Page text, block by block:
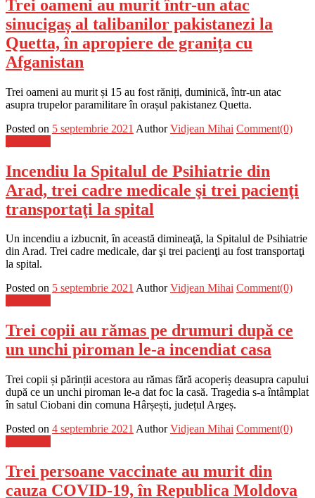
Trei oameni au murit într-un atac
sinucigaș al talibanilor pakistanezi la
Quetta, în apropiere de granița cu
Afganistan
Trei oameni au murit și 15 au fost răniți, duminică, într-un atac
asupra trupelor paramilitare în orașul pakistanez Quetta.
Posted on 5 septembrie 2021 Author Vidjean Mihai Comment(0)
Incendiu la Spitalul de Psihiatrie din
Arad, trei cadre medicale şi trei pacienţi
transportaţi la spital
Un incendiu a izbucnit, în această dimineaţă, la Spitalul de Psihiatrie
din Arad. Trei cadre medicale, dar şi trei pacienţi au fost transportaţi
la spital.
Posted on 5 septembrie 2021 Author Vidjean Mihai Comment(0)
Trei copii au rămas pe drumuri după ce
un unchi piroman le-a incendiat casa
Trei copii și părinții acestora au rămas fără acoperiș deasupra capului
după ce un unchi piroman le-a dat foc la casă. Tragedia s-a întâmplat
în satul Ciobani din comuna Hârșești, județul Argeș.
Posted on 4 septembrie 2021 Author Vidjean Mihai Comment(0)
Trei persoane vaccinate au murit din
cauza COVID-19, în Republica Moldova